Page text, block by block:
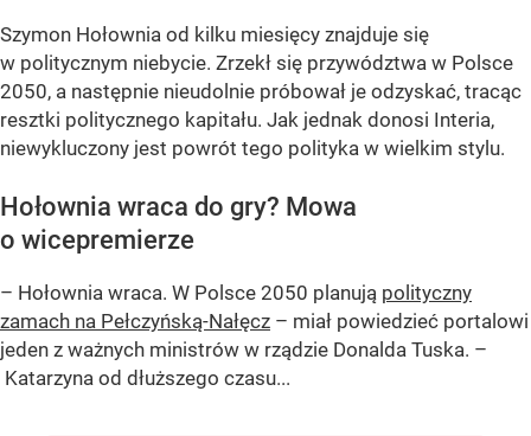
Szymon Hołownia od kilku miesięcy znajduje się
w politycznym niebycie. Zrzekł się przywództwa w Polsce
2050, a następnie nieudolnie próbował je odzyskać, tracąc
resztki politycznego kapitału. Jak jednak donosi Interia,
niewykluczony jest powrót tego polityka w wielkim stylu.
Hołownia wraca do gry? Mowa
o wicepremierze
– Hołownia wraca. W Polsce 2050 planują polityczny
zamach na Pełczyńską-Nałęcz – miał powiedzieć portalowi
jeden z ważnych ministrów w rządzie Donalda Tuska. –
Katarzyna od dłuższego czasu...